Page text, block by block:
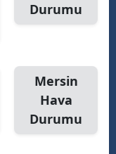
Durumu
Mersin
Hava
Durumu